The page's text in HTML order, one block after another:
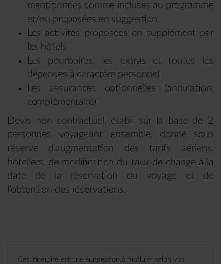
mentionnées comme incluses au programme
et/ou proposées en suggestion
Les activités proposées en supplément par
les hôtels
Les pourboires, les extras et toutes les
dépenses à caractère personnel
Les assurances optionnelles (annulation,
complémentaire)
Devis non contractuel, établi sur la base de 2
personnes voyageant ensemble, donné sous
réserve d’augmentation des tarifs aériens,
hôteliers, de modification du taux de change à la
date de la réservation du voyage et de
l’obtention des réservations.
Cet itinéraire est une suggestion à moduler selon vos